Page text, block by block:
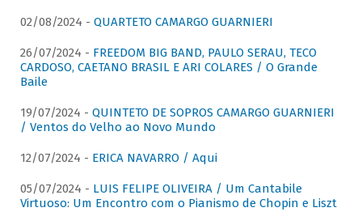
02/08/2024 - QUARTETO CAMARGO GUARNIERI
26/07/2024 - FREEDOM BIG BAND, PAULO SERAU, TECO
CARDOSO, CAETANO BRASIL E ARI COLARES / O Grande
Baile
19/07/2024 - QUINTETO DE SOPROS CAMARGO GUARNIERI
/ Ventos do Velho ao Novo Mundo
12/07/2024 - ERICA NAVARRO / Aqui
05/07/2024 - LUIS FELIPE OLIVEIRA / Um Cantabile
Virtuoso: Um Encontro com o Pianismo de Chopin e Liszt